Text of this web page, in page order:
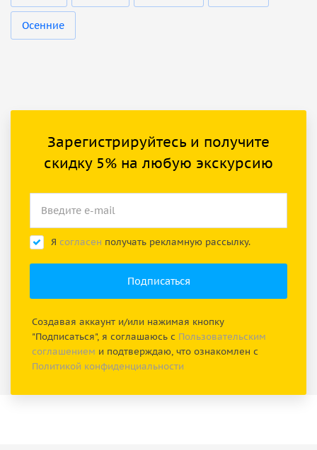
Осенние
Зарегистрируйтесь и получите
скидку 5% на любую экскурсию
Я согласен получать рекламную рассылку.
Создавая аккаунт и/или нажимая кнопку
"Подписаться", я соглашаюсь с Пользовательским
соглашением и подтверждаю, что ознакомлен с
Политикой конфиденциальности